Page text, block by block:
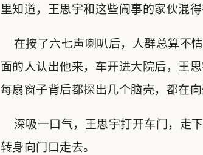
里知道，王思宇和这些闹事的家伙混
在按了六七声喇叭后，人群总算不
面的人认出他来，车开进大院后，王
每扇窗子背后都探出几个脑壳，都在
深吸一口气，王思宇打开车门，走下
转身向门口走去。